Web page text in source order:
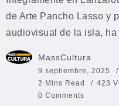
de Arte Pancho Lasso y
audiovisual de la isla, ha
MassCultura
9 septiembre, 2025
2 Mins Read
423
0 Comments